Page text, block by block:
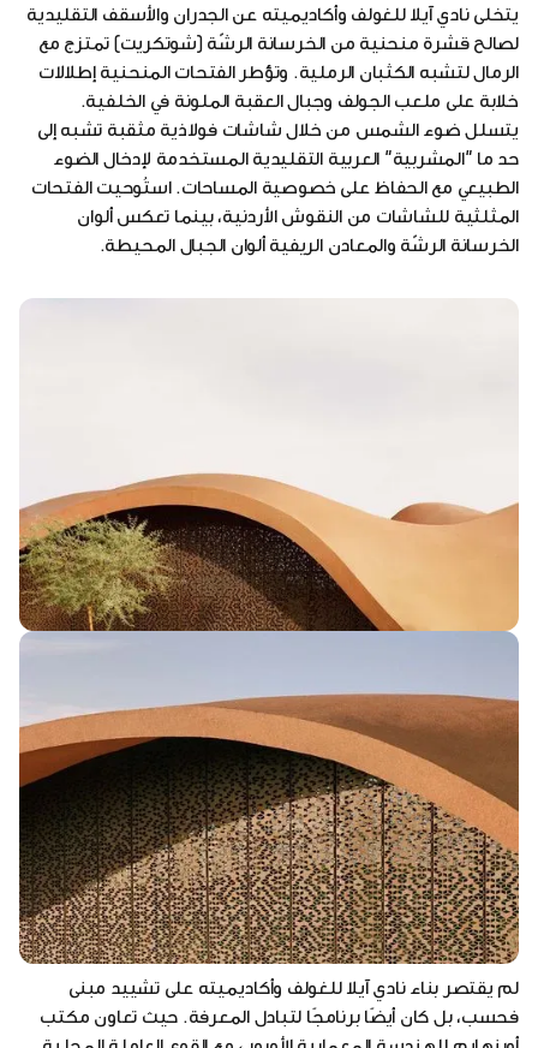
يتخلى نادي آيلا للغولف وأكاديميته عن الجدران والأسقف التقليدية
لصالح قشرة منحنية من الخرسانة الرشّة (شوتكريت) تمتزج مع
الرمال لتشبه الكثبان الرملية. وتؤطر الفتحات المنحنية إطلالات
خلابة على ملعب الجولف وجبال العقبة الملونة في الخلفية.
يتسلل ضوء الشمس من خلال شاشات فولاذية مثقبة تشبه إلى
حد ما "المشربية" العربية التقليدية المستخدمة لإدخال الضوء
الطبيعي مع الحفاظ على خصوصية المساحات. استُوحيت الفتحات
المثلثية للشاشات من النقوش الأردنية، بينما تعكس ألوان
الخرسانة الرشّة والمعادن الريفية ألوان الجبال المحيطة.
لم يقتصر بناء نادي آيلا للغولف وأكاديميته على تشييد مبنى
فحسب، بل كان أيضًا برنامجًا لتبادل المعرفة. حيث تعاون مكتب